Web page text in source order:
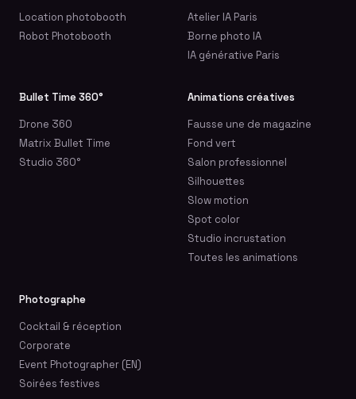
Location photobooth
Robot Photobooth
Atelier IA Paris
Borne photo IA
IA générative Paris
Bullet Time 360°
Drone 360
Matrix Bullet Time
Studio 360°
Animations créatives
Fausse une de magazine
Fond vert
Salon professionnel
Silhouettes
Slow motion
Spot color
Studio incrustation
Toutes les animations
Photographe
Cocktail & réception
Corporate
Event Photographer (EN)
Soirées festives